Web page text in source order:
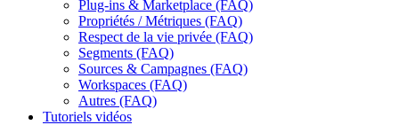
Plug-ins & Marketplace (FAQ)
Propriétés / Métriques (FAQ)
Respect de la vie privée (FAQ)
Segments (FAQ)
Sources & Campagnes (FAQ)
Workspaces (FAQ)
Autres (FAQ)
Tutoriels vidéos